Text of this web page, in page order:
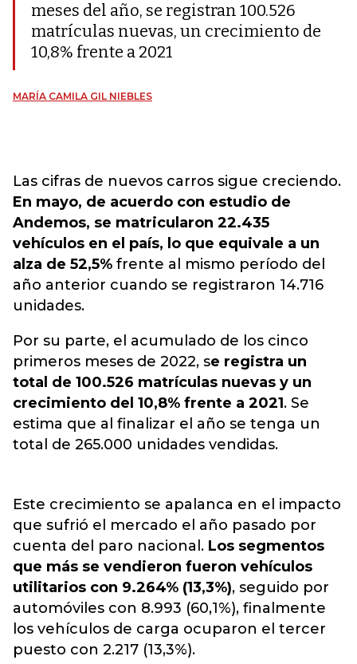
meses del año, se registran 100.526
matrículas nuevas, un crecimiento de
10,8% frente a 2021
MARÍA CAMILA GIL NIEBLES
Las cifras de nuevos carros sigue creciendo.
En mayo, de acuerdo con estudio de
Andemos, se matricularon 22.435
vehículos en el país, lo que equivale a un
alza de 52,5% frente al mismo período del
año anterior cuando se registraron 14.716
unidades.
Por su parte, el acumulado de los cinco
primeros meses de 2022, se registra un
total de 100.526 matrículas nuevas y un
crecimiento del 10,8% frente a 2021. Se
estima que al finalizar el año se tenga un
total de 265.000 unidades vendidas.
Este crecimiento se apalanca en el impacto
que sufrió el mercado el año pasado por
cuenta del paro nacional. Los segmentos
que más se vendieron fueron vehículos
utilitarios con 9.264% (13,3%), seguido por
automóviles con 8.993 (60,1%), finalmente
los vehículos de carga ocuparon el tercer
puesto con 2.217 (13,3%).